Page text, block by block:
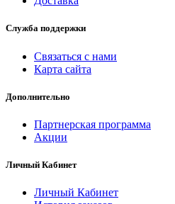
Служба поддержки
Связаться с нами
Карта сайта
Дополнительно
Партнерская программа
Акции
Личный Кабинет
Личный Кабинет